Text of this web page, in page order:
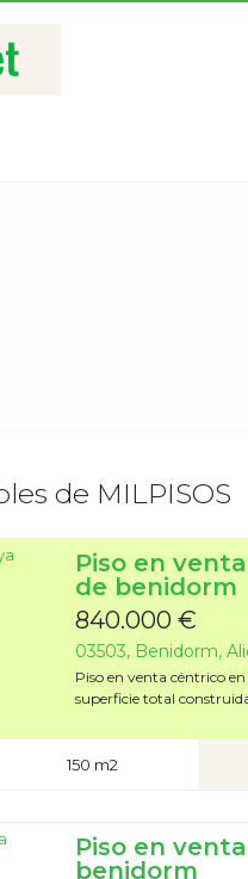
de MILPISOS
Piso en
de benidorm
840.000 €
03503, Benidorm,
Piso en venta céntrico
superficie total
150 m2
Piso en
benidorm